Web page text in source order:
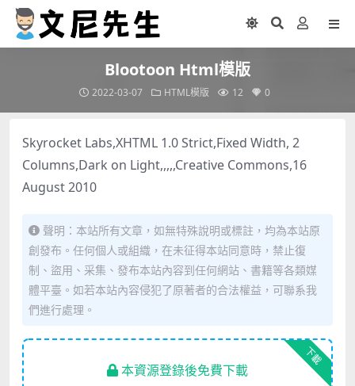
Blootoon Html模版
2022-03-07 HTML模版 12 0
Skyrocket Labs,XHTML 1.0 Strict,Fixed Width, 2
Columns,Dark on Light,,,,,Creative Commons,16
August 2010
聲明：本站所有文章，如無特殊說明或標註，均為本站原
創發布。任何個人或組織，在未征得本站同意時，禁止復
制、盜用、采集、發布本站內容到任何網站、書籍等各類媒
體平臺。如若本站內容侵犯了原著者的合法權益，可聯系我
們進行處理。
下載
本資源登錄後免費下載